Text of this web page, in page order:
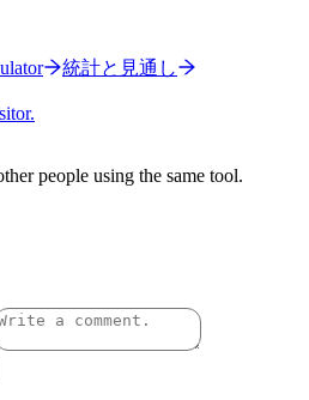
統計と見通し
people using the same tool.